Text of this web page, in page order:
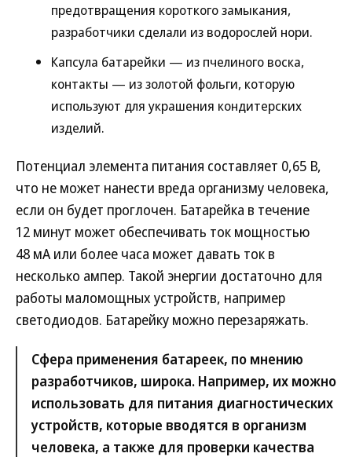
предотвращения короткого замыкания,
разработчики сделали из водорослей нори.
Капсула батарейки — из пчелиного воска,
контакты — из золотой фольги, которую
используют для украшения кондитерских
изделий.
Потенциал элемента питания составляет 0,65 В,
что не может нанести вреда организму человека,
если он будет проглочен. Батарейка в течение
12 минут может обеспечивать ток мощностью
48 мА или более часа может давать ток в
несколько ампер. Такой энергии достаточно для
работы маломощных устройств, например
светодиодов. Батарейку можно перезаряжать.
Сфера применения батареек, по мнению
разработчиков, широка. Например, их можно
использовать для питания диагностических
устройств, которые вводятся в организм
человека, а также для проверки качества